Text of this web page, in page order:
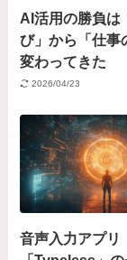
AI活用の勝負は
び」から「仕事
変わってきた
2026/04/23
音声入力アプリ